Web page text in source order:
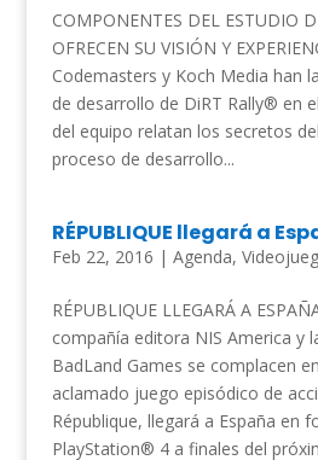
COMPONENTES DEL ESTUDIO
OFRECEN SU VISIÓN Y
Codemasters y Koch Media han
de desarrollo de DiRT Rally® en
del equipo relatan los secretos
proceso de desarrollo...
RÉPUBLIQUE llegará a
Feb 22, 2016 | Agenda,
RÉPUBLIQUE LLEGARÁ A
compañía editora NIS America y
BadLand Games se complacen
aclamado juego episódico de
République, llegará a España en
PlayStation® 4 a finales del